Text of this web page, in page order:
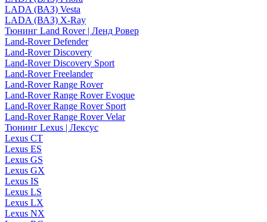
LADA (ВАЗ) Vesta
LADA (ВАЗ) X-Ray
Тюнинг Land Rover | Ленд Ровер
Land-Rover Defender
Land-Rover Discovery
Land-Rover Discovery Sport
Land-Rover Freelander
Land-Rover Range Rover
Land-Rover Range Rover Evoque
Land-Rover Range Rover Sport
Land-Rover Range Rover Velar
Тюнинг Lexus | Лексус
Lexus CT
Lexus ES
Lexus GS
Lexus GX
Lexus IS
Lexus LS
Lexus LX
Lexus NX